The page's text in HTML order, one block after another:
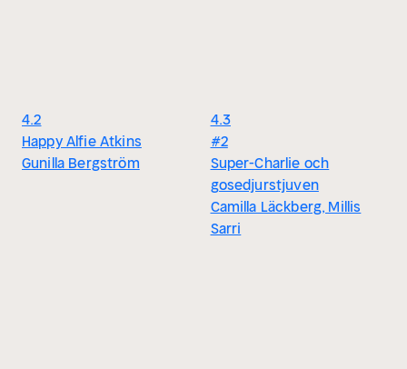
4.2
Happy Alfie Atkins
Gunilla Bergström
4.3
#2
Super-Charlie och
gosedjurstjuven
Camilla Läckberg, Millis
Sarri